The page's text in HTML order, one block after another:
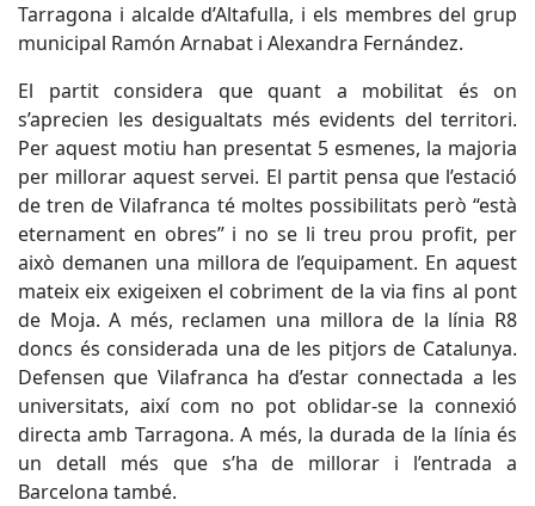
Tarragona i alcalde d’Altafulla, i els membres del grup
municipal Ramón Arnabat i Alexandra Fernández.
El partit considera que quant a mobilitat és on
s’aprecien les desigualtats més evidents del territori.
Per aquest motiu han presentat 5 esmenes, la majoria
per millorar aquest servei. El partit pensa que l’estació
de tren de Vilafranca té moltes possibilitats però “està
eternament en obres” i no se li treu prou profit, per
això demanen una millora de l’equipament. En aquest
mateix eix exigeixen el cobriment de la via fins al pont
de Moja. A més, reclamen una millora de la línia R8
doncs és considerada una de les pitjors de Catalunya.
Defensen que Vilafranca ha d’estar connectada a les
universitats, així com no pot oblidar-se la connexió
directa amb Tarragona. A més, la durada de la línia és
un detall més que s’ha de millorar i l’entrada a
Barcelona també.